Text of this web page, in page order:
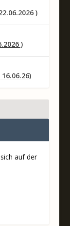
)
)
auf der